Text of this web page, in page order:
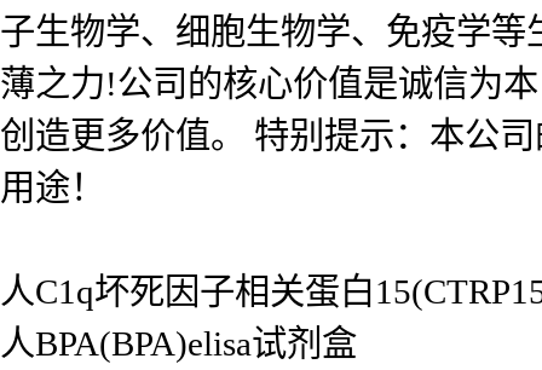
子生物学、细胞生物学、免疫学
薄之力!公司的核心价值是诚信为
创造更多价值。 特别提示：本公
用途！
人C1q坏死因子相关蛋白
人BPA(BPA)elisa试剂盒